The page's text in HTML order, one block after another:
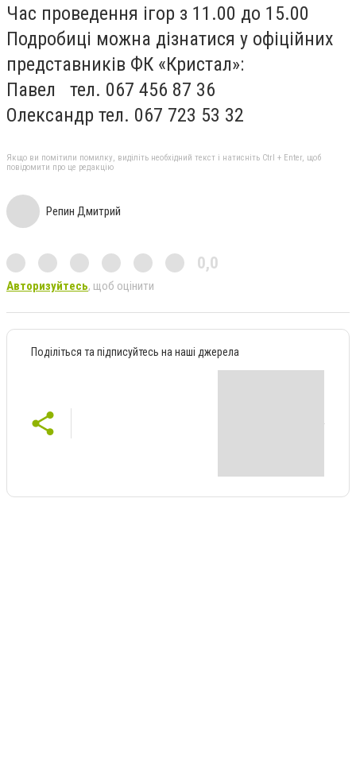
Час проведення ігор з 11.00 до 15.00
Подробиці можна дізнатися у офіційних
представників ФК «Кристал»:
Павел тел. 067 456 87 36
Олександр тел. 067 723 53 32
Якщо ви помітили помилку, виділіть необхідний текст і натисніть Ctrl + Enter, щоб
повідомити про це редакцію
Репин Дмитрий
0,0
Авторизуйтесь, щоб оцінити
Поділіться та підписуйтесь на наші джерела